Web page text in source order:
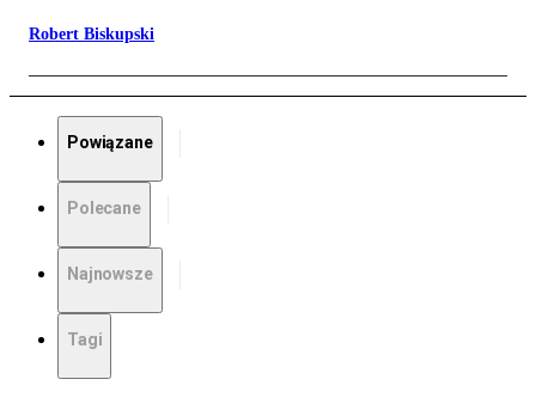
Robert Biskupski
Powiązane
Polecane
Najnowsze
Tagi